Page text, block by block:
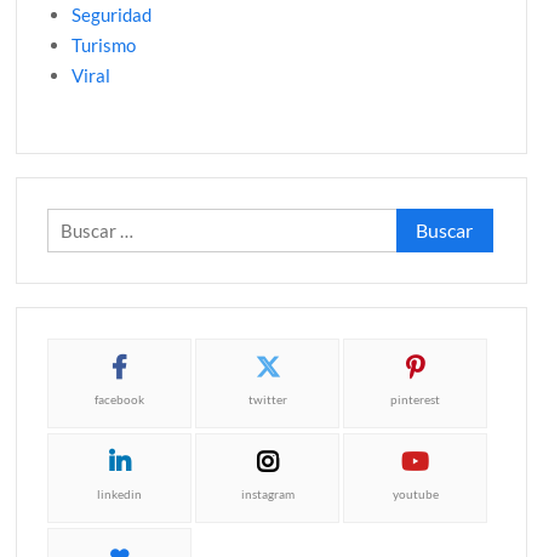
Seguridad
Turismo
Viral
Buscar:
facebook twitter pinterest
linkedin instagram youtube